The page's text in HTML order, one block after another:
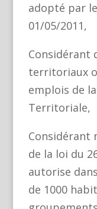
adopté par
01/05/2011,
Considérant
territoriaux
emplois de
Territoriale,
Considérant
de la loi du
autorise
de 1000